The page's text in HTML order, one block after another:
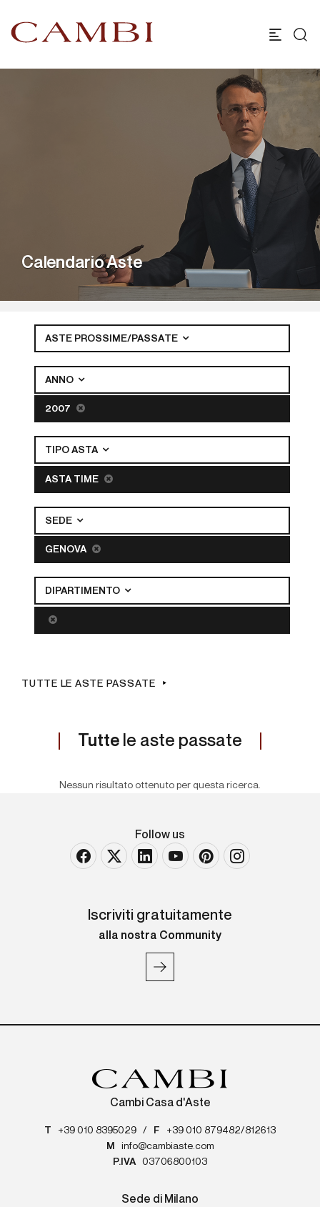
Calendario Aste
ASTE PROSSIME/PASSATE
ANNO
2007
TIPO ASTA
ASTA TIME
SEDE
GENOVA
DIPARTIMENTO
TUTTE LE ASTE PASSATE
Tutte le aste passate
Nessun risultato ottenuto per questa ricerca.
Follow us
Iscriviti gratuitamente
alla nostra Community
Cambi Casa d'Aste
T +39 010 8395029 / F
+39 010 879482/812613
M
info@cambiaste.com
P.IVA
03706800103
Sede di Milano